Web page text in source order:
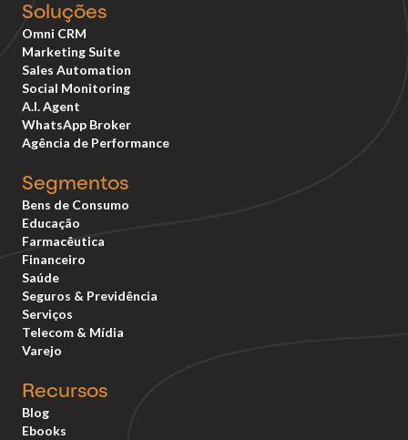
Soluções
Omni CRM
Marketing Suite
Sales Automation
Social Monitoring
A.I. Agent
WhatsApp Broker
Agência de Performance
Segmentos
Bens de Consumo
Educação
Farmacêutica
Financeiro
Saúde
Seguros & Previdência
Serviços
Telecom & Mídia
Varejo
Recursos
Blog
Ebooks